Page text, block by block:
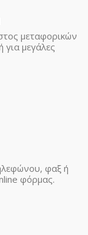
μεταφορικών
μεγάλες
φαξ ή
φόρμας.